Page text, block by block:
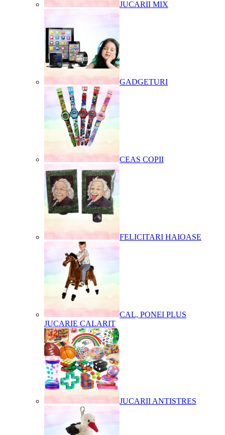
JUCARII MIX
GADGETURI
CEAS COPII
FELICITARI HAIOASE
CAL, PONEI PLUS
JUCARIE CALARIT
JUCARII ANTISTRES